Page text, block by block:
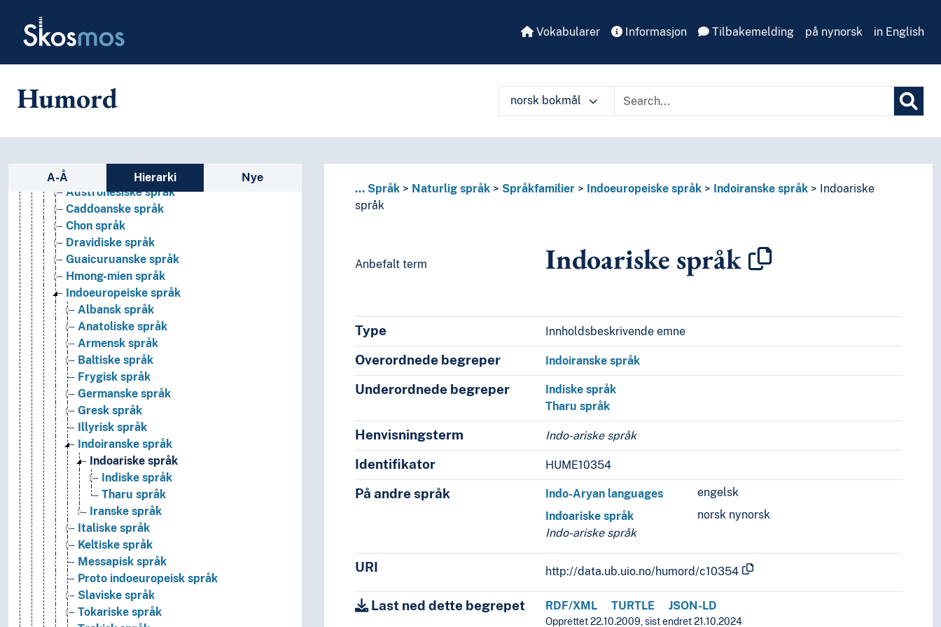
Skosmos Vokabularer Informasjon Tilbakemelding på nynorsk in English
Humord norsk bokmål
Sidefelt: navigér i vokabularet på ulike måter
A-Å Hierarki Nye
Skjulespråk
Afrikanske språk
Afroasiatiske språk
Austroasiatiske språk
Austronesiske språk
Caddoanske språk
Chon språk
Dravidiske språk
Guaicuruanske språk
Hmong-mien språk
Indoeuropeiske språk
Albansk språk
Anatoliske språk
Armensk språk
Baltiske språk
Frygisk språk
Germanske språk
Gresk språk
Illyrisk språk
Indoiranske språk
Indoariske språk
Indiske språk
Tharu språk
Iranske språk
Italiske språk
Keltiske språk
Messapisk språk
Proto indoeuropeisk språk
Slaviske språk
Tokariske språk
... Språk Naturlig språk Språkfamilier Indoeuropeiske språk Indoiranske språk
Indoariske
språk
Anbefalt term Indoariske språk
Type Innholdsbeskrivende emne
Overordnede begreper Indoiranske språk
Underordnede begreper
Indiske språk
Tharu språk
Henvisningsterm Indo-ariske språk
Identifikator HUME10354
På andre språk engelsk
Indo-Aryan languages
norsk nynorsk
Indoariske språk
Indo-ariske språk
URI http://data.ub.uio.no/humord/c10354
Last ned dette begrepet RDF/XML TURTLE JSON-LD
Opprettet 22.10.2009, sist endret 21.10.2024